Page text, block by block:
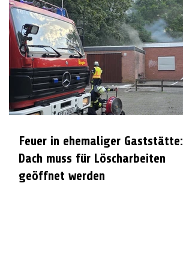
Feuer in ehemaliger Gaststätte:
Dach muss für Löscharbeiten
geöffnet werden